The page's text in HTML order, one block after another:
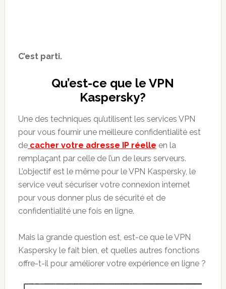
C’est parti.
Qu’est-ce que le VPN
Kaspersky?
Une des techniques qu’utilisent les services VPN
pour vous fournir une meilleure confidentialité est
decacher votre adresse IP réelle en la
remplaçant par celle de l’un de leurs serveurs.
L’objectif est le même pour le VPN Kaspersky, le
service veut sécuriser votre connexion internet
pour vous donner plus de sécurité et de
confidentialité une fois en ligne.
Mais la grande question est, est-ce que le VPN
Kaspersky le fait bien, et quelles autres fonctions
offre-t-il pour améliorer votre expérience en ligne ?